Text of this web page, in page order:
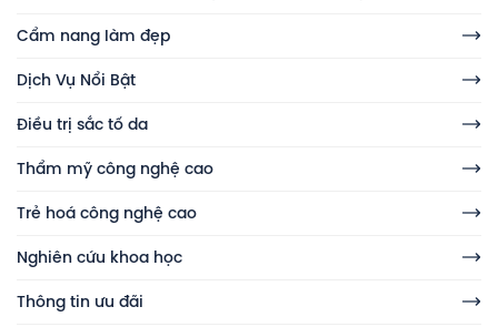
Cẩm nang làm đẹp
Dịch Vụ Nổi Bật
Điều trị sắc tố da
Thẩm mỹ công nghệ cao
Trẻ hoá công nghệ cao
Nghiên cứu khoa học
Thông tin ưu đãi